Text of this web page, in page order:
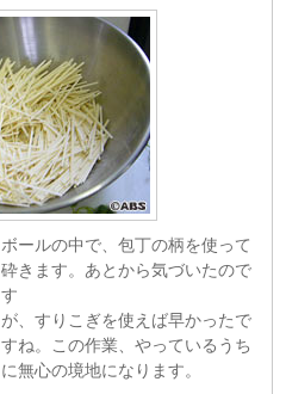
ボールの中で、包丁の柄を使って
砕きます。あとから気づいたので
す
が、すりこぎを使えば早かったで
すね。この作業、やっているうち
に無心の境地になります。